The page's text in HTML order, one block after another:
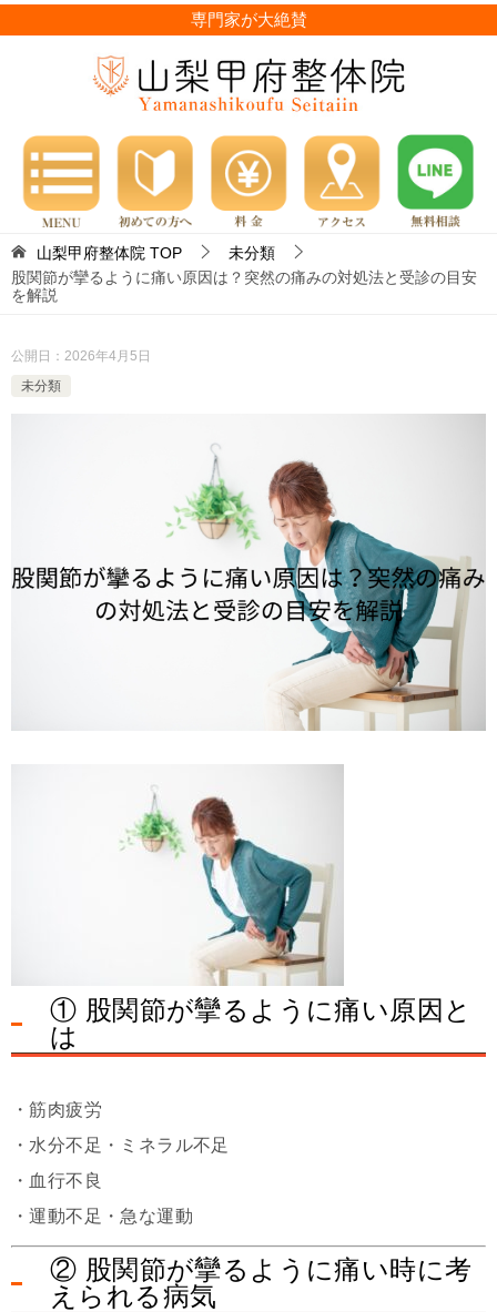
専門家が大絶賛
山梨甲府整体院 TOP
未分類
股関節が攣るように痛い原因は？突然の痛みの対処法と受診の目安
を解説
公開日： 2026年4月5日
未分類
① 股関節が攣るように痛い原因と
は
・筋肉疲労
・水分不足・ミネラル不足
・血行不良
・運動不足・急な運動
② 股関節が攣るように痛い時に考
えられる病気